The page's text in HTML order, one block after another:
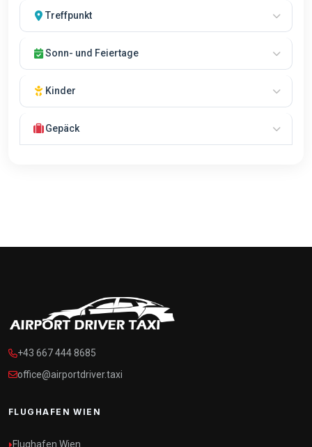
Fahrer Sie kontaktieren kann.
Treffpunkt
Ihr Fahrer telefonisch.Der Treffpunkt wird vom Chauffeur
Sonn- und Feiertage
Kinder
verfügbar.
Gepäck
+43 667 444 8685
office@airportdriver.taxi
FLUGHAFEN WIEN
Flughafen Wien